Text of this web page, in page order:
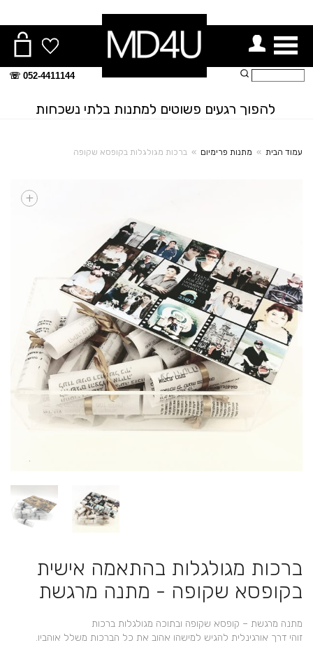
תפריט
052-4411144 ☏
להפוך רגעים פשוטים למתנות בלתי נשכחות
עמוד הבית » מתנות פרימיום » ברכות מגולגלות בקופסא שקופה
+
ברכות מגולגלות בהתאמה אישית
בקופסא שקופה - מתנה מרגשת
מתנה מרגשת – קופסא שקופה ובתוכה מגולגלות ברכות
זוהי דרך אורגינלית להגיש למישהו אהוב את כל הברכות משלל אוהביו.